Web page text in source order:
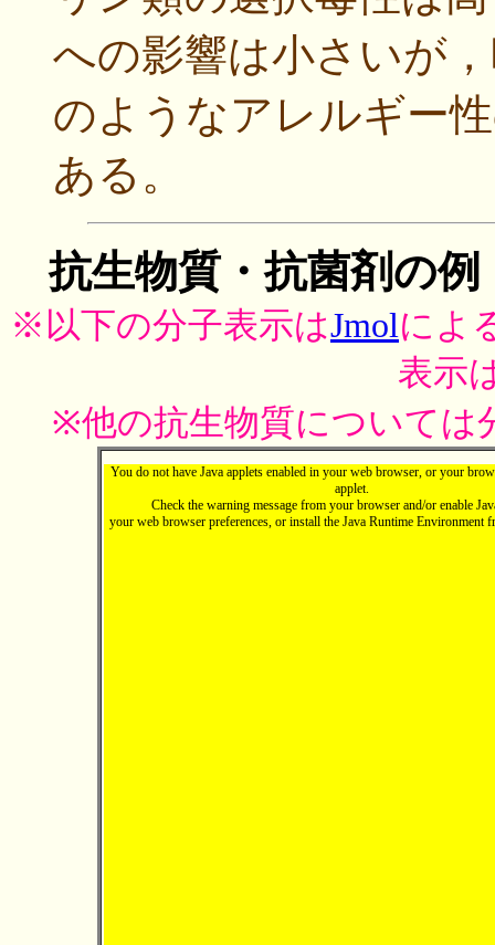
への影響は小さいが
のようなアレルギー
ある。
抗生物質・抗菌剤の例
※以下の分子表示はJmolによ
表示
※他の抗生物質については
You do not have Java applets enabled in your web browser, or your
applet.
Check the warning message from your browser and/or enable
your web browser preferences, or install the Java Runtime Environment